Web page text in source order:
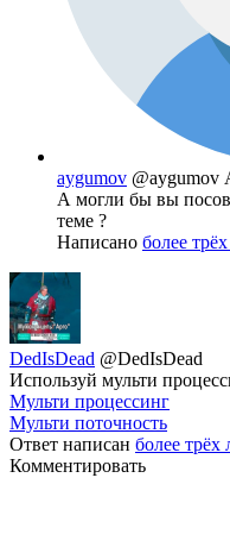
aygumov @aygumov
А могли бы вы
теме ?
Написано более
DedIsDead @DedIsDead
Используй мульти
Мульти процессинг
Мульти поточность
Ответ написан более трёх
Комментировать